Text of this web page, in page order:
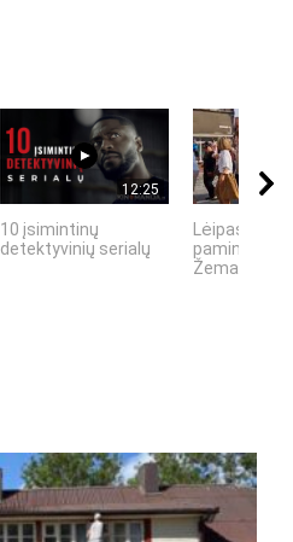
12:25
10 įsimintinų
detektyvinių serialų
Lėipas 13 d.
paminiejuom
Žemaitiu